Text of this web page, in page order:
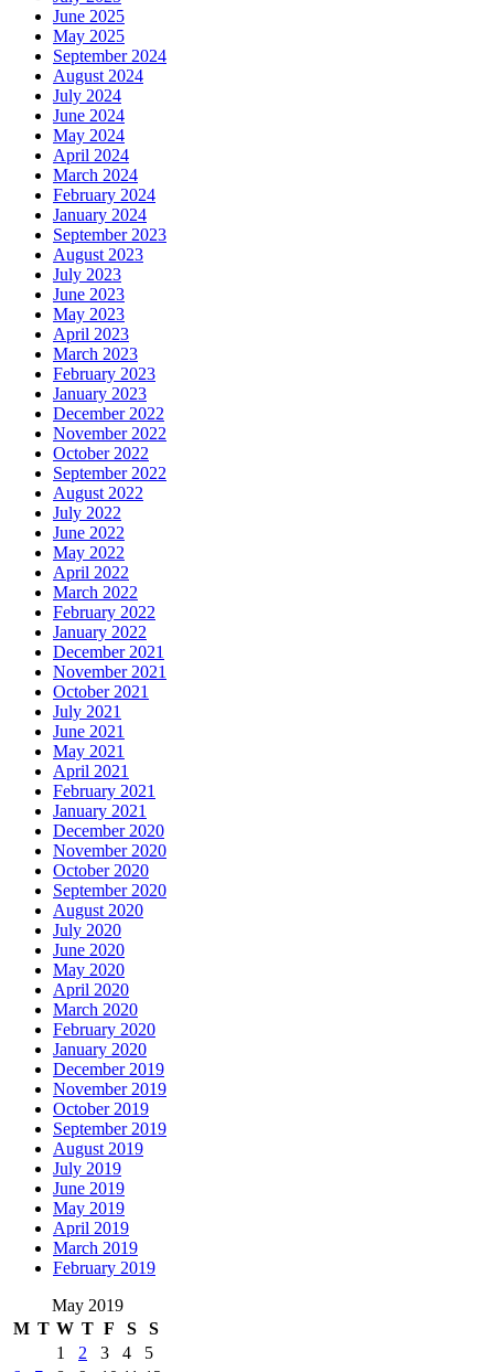
June 2025
May 2025
September 2024
August 2024
July 2024
June 2024
May 2024
April 2024
March 2024
February 2024
January 2024
September 2023
August 2023
July 2023
June 2023
May 2023
April 2023
March 2023
February 2023
January 2023
December 2022
November 2022
October 2022
September 2022
August 2022
July 2022
June 2022
May 2022
April 2022
March 2022
February 2022
January 2022
December 2021
November 2021
October 2021
July 2021
June 2021
May 2021
April 2021
February 2021
January 2021
December 2020
November 2020
October 2020
September 2020
August 2020
July 2020
June 2020
May 2020
April 2020
March 2020
February 2020
January 2020
December 2019
November 2019
October 2019
September 2019
August 2019
July 2019
June 2019
May 2019
April 2019
March 2019
February 2019
May 2019
M T W T F S
S
1
2 3 4
5